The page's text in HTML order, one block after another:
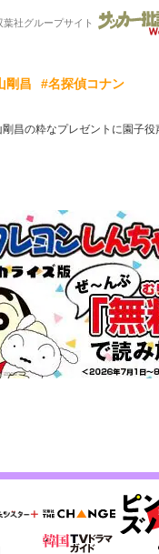
のことどんだけ好きなんよ
葉社グループサイト
剛昌 #名探偵コナン
剛昌の粋なプレゼントに園子